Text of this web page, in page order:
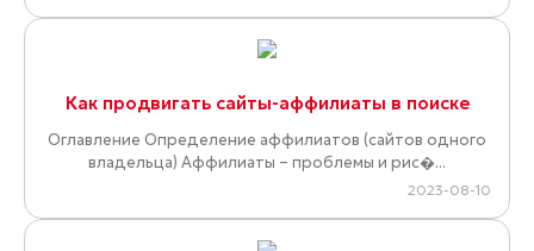
Как продвигать сайты-аффилиаты в поиске
Оглавление Определение аффилиатов (сайтов одного
владельца) Аффилиаты – проблемы и рис�...
2023-08-10